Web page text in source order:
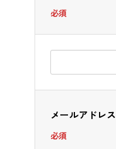
必須
メールアドレス
必須